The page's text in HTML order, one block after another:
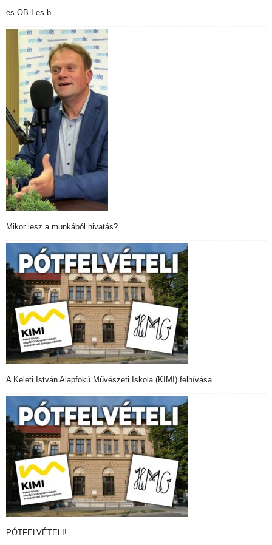
es OB I-es b…
Mikor lesz a munkából hivatás?…
A Keleti István Alapfokú Művészeti Iskola (KIMI) felhívása…
PÓTFELVÉTELI!…